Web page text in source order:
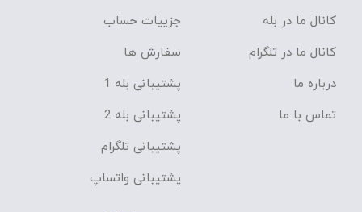
کانال ما در بله
کانال ما در تلگرام
درباره ما
تماس با ما
جزییات حساب
سفارش ها
پشتیبانی بله 1
پشتیبانی بله 2
پشتیبانی تلگرام
پشتیبانی واتساپ